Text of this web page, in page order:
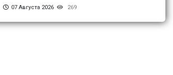
07 Августа 2026 269